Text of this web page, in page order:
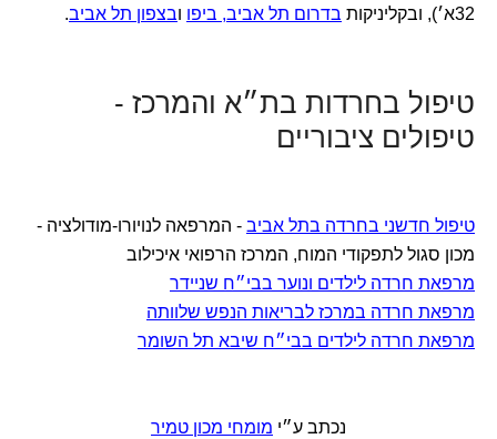
32א׳), ובקליניקות
בדרום תל אביב, ביפו ובצפון תל אביב.
טיפול בחרדות בת״א והמרכז -
טיפולים ציבוריים
טיפול חדשני בחרדה בתל אביב - המרפאה לנויורו-מודולציה -
מכון סגול לתפקודי המוח, המרכז הרפואי איכילוב
מרפאת חרדה לילדים ונוער בבי״ח שניידר
מרפאת חרדה במרכז לבריאות הנפש שלוותה
מרפאת חרדה לילדים בבי״ח שיבא תל השומר
נכתב ע״י מומחי מכון טמיר